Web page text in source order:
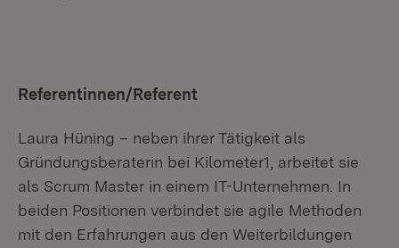
Referentinnen/Referent
Laura Hüning – neben ihrer Tätigkeit als
Gründungsberaterin bei Kilometer1, arbeitet sie
als Scrum Master in einem IT-Unternehmen. In
beiden Positionen verbindet sie agile Methoden
mit den Erfahrungen aus den Weiterbildungen